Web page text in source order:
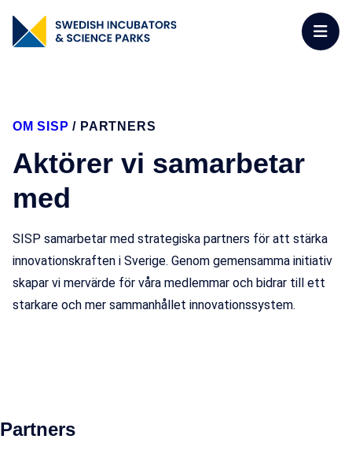
OM SISP / PARTNERS
Aktörer vi samarbetar
med
SISP samarbetar med strategiska partners för att stärka
innovationskraften i Sverige. Genom gemensamma initiativ
skapar vi mervärde för våra medlemmar och bidrar till ett
starkare och mer sammanhållet innovationssystem.
Partners